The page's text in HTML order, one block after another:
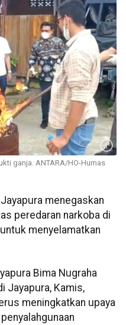
ganja. ANTARA/HO-Humas
menegaskan
peredaran narkoba di
menyelamatkan
Bima Nugraha
Jayapura, Kamis,
meningkatkan upaya